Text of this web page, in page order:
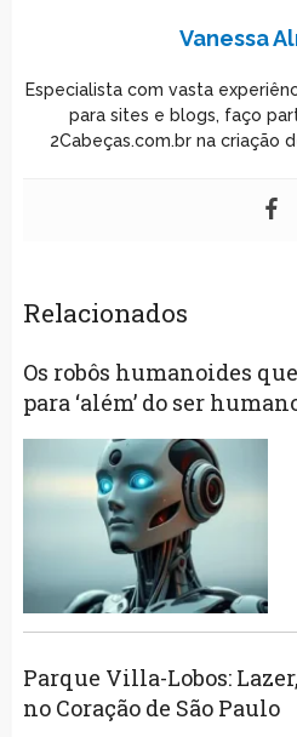
Vanessa
Especialista com vasta
para sites e blogs, faço
2Cabeças.com.br na criação
Relacionados
Os robôs humanoides
para ‘além’ do ser
Parque Villa-Lobos:
no Coração de São Paulo